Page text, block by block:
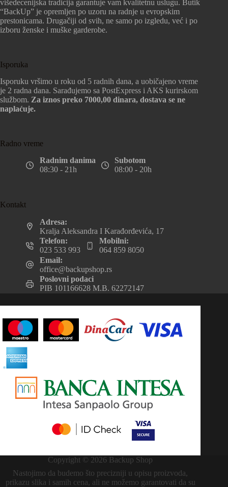
višedecenijska tradicija garantuje vam kvalitetnu uslugu. Butik
“BackUp” je opremljen po uzoru na radnje u evropskim
prestonicama. Drugačiji od svih, ne samo po izgledu, već i po
izboru ženske i muške garderobe.
Isporuka
Isporuku vršimo u roku od 5 radnih dana, a uobičajeno vreme
je 2 radna dana. Sarađujemo sa PostExpress i AKS kurirskom
službom. Za iznos preko 7000,00 dinara, dostava se ne
naplaćuje.
Radno vreme
Radnim danima
08:30 - 21h
Subotom
08:00 - 20h
Kontakt
Adresa:
Kralja Aleksandra I Karađorđevića, 17
Telefon:
023 533 993
Mobilni:
064 859 8050
Email:
office@backupshop.rs
Poslovni podaci
PIB 101166628 M.B. 62272147
Copyright © 2026 Backup Shop
Nastojimo da budemo što precizniji u opisu proizvoda,
prikazu slika i samih cena, ali ne možemo garantovati da su